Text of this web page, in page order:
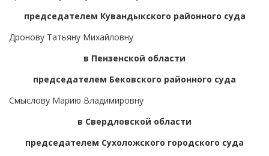
председателем Кувандыкского районного суда
Дронову Татьяну Михайловну
в Пензенской области
председателем Бековского районного суда
Смыслову Марию Владимировну
в Свердловской области
председателем Сухоложского городского суда